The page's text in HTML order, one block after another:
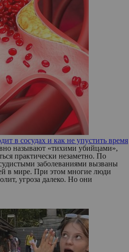
в сосудах и как не упустить время
называют «тихими убийцами»,
практически незаметно. По
заболеваниями вызваны
в мире. При этом многие люди
угроза далеко. Но они